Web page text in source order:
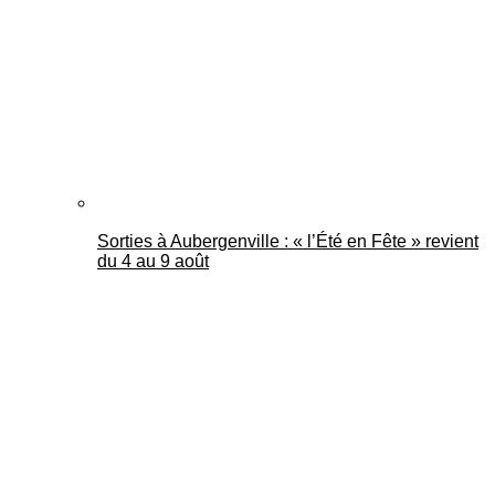
Sorties à Aubergenville : « l’Été en Fête » revient
du 4 au 9 août